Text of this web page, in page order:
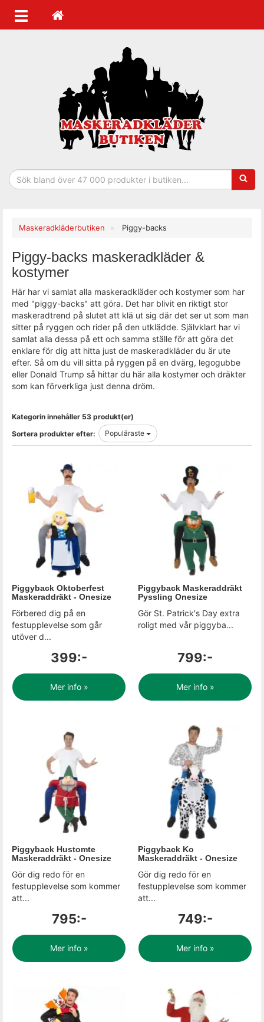
Maskeradkläderbutiken Piggy-backs
Piggy-backs maskeradkläder &
kostymer
Här har vi samlat alla maskeradkläder och kostymer som har
med "piggy-backs" att göra. Det har blivit en riktigt stor
maskeradtrend på slutet att klä ut sig där det ser ut som man
sitter på ryggen och rider på den utklädde. Självklart har vi
samlat alla dessa på ett och samma ställe för att göra det
enklare för dig att hitta just de maskeradkläder du är ute
efter. Så om du vill sitta på ryggen på en dvärg, legogubbe
eller Donald Trump så hittar du här alla kostymer och dräkter
som kan förverkliga just denna dröm.
Kategorin innehåller 53 produkt(er)
Sortera produkter efter:
Populäraste
Piggyback Oktoberfest
Maskeraddräkt - Onesize
Förbered dig på en
festupplevelse som går
utöver d...
399:-
Mer info »
Piggyback Maskeraddräkt
Pyssling Onesize
Gör St. Patrick's Day extra
roligt med vår piggyba...
799:-
Mer info »
Piggyback Hustomte
Maskeraddräkt - Onesize
Gör dig redo för en
festupplevelse som kommer
att...
795:-
Mer info »
Piggyback Ko
Maskeraddräkt - Onesize
Gör dig redo för en
festupplevelse som kommer
att...
749:-
Mer info »